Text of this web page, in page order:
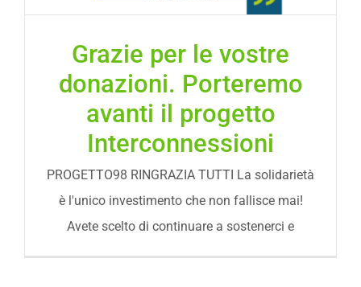
Grazie per le vostre
donazioni. Porteremo
avanti il progetto
Interconnessioni
PROGETTO98 RINGRAZIA TUTTI La solidarietà
è l'unico investimento che non fallisce mai!
Avete scelto di continuare a sostenerci e